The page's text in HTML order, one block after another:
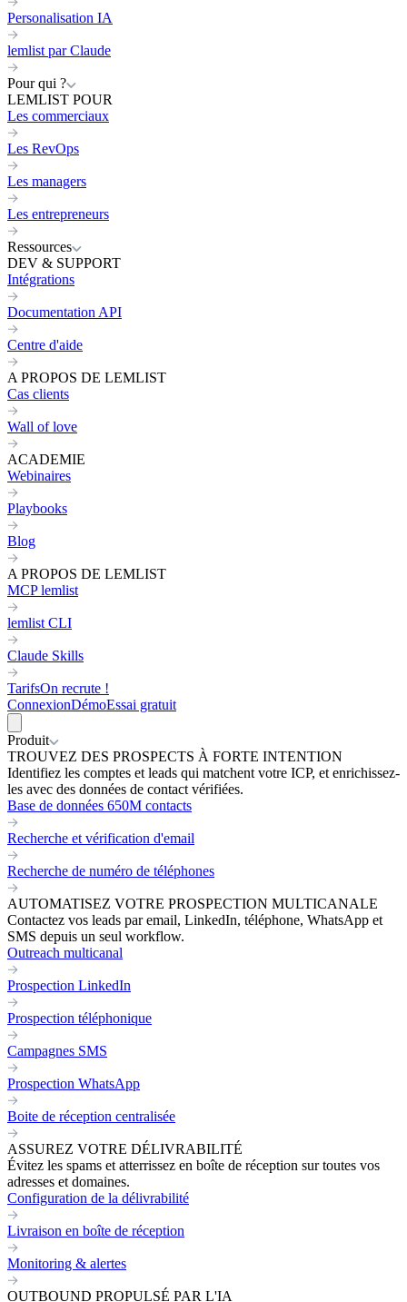
Personalisation IA
lemlist par Claude
Pour qui ?
LEMLIST POUR
Les commerciaux
Les RevOps
Les managers
Les entrepreneurs
Ressources
DEV & SUPPORT
Intégrations
Documentation API
Centre d'aide
A PROPOS DE LEMLIST
Cas clients
Wall of love
ACADEMIE
Webinaires
Playbooks
Blog
A PROPOS DE LEMLIST
MCP lemlist
lemlist CLI
Claude Skills
TarifsOn recrute !
ConnexionDémoEssai gratuit
Produit
TROUVEZ DES PROSPECTS À FORTE INTENTION
Identifiez les comptes et leads qui matchent votre ICP, et enrichissez-
les avec des données de contact vérifiées.
Base de données 650M contacts
Recherche et vérification d'email
Recherche de numéro de téléphones
AUTOMATISEZ VOTRE PROSPECTION MULTICANALE
Contactez vos leads par email, LinkedIn, téléphone, WhatsApp et
SMS depuis un seul workflow.
Outreach multicanal
Prospection LinkedIn
Prospection téléphonique
Campagnes SMS
Prospection WhatsApp
Boite de réception centralisée
ASSUREZ VOTRE DÉLIVRABILITÉ
Évitez les spams et atterrissez en boîte de réception sur toutes vos
adresses et domaines.
Configuration de la délivrabilité
Livraison en boîte de réception
Monitoring & alertes
OUTBOUND PROPULSÉ PAR L'IA